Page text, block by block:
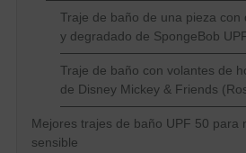
Traje de baño de una pieza con
y degradado de SpongeBob
Traje de baño con volantes de
de Disney Mickey & Friends
Mejores trajes de baño UPF 50 para
sensible